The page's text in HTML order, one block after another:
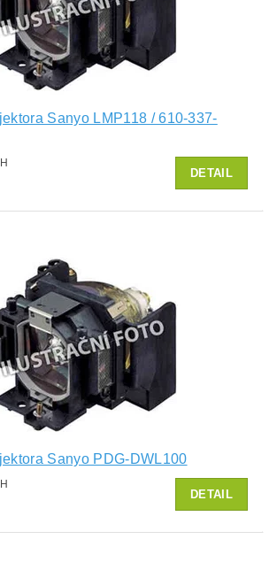
Sanyo LMP118 / 610-337-
DETAIL
Sanyo PDG-DWL100
DETAIL